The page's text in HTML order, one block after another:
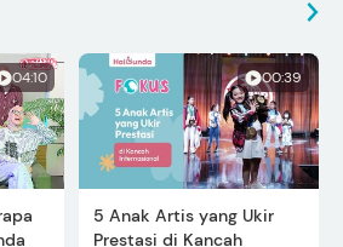
04:10 00:39
5 Anak Artis yang Ukir
Prestasi di Kancah